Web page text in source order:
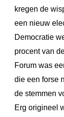
kregen de
een nieuw
Democratie
procent van
Forum was
die een forse
de stemmen
Erg origineel